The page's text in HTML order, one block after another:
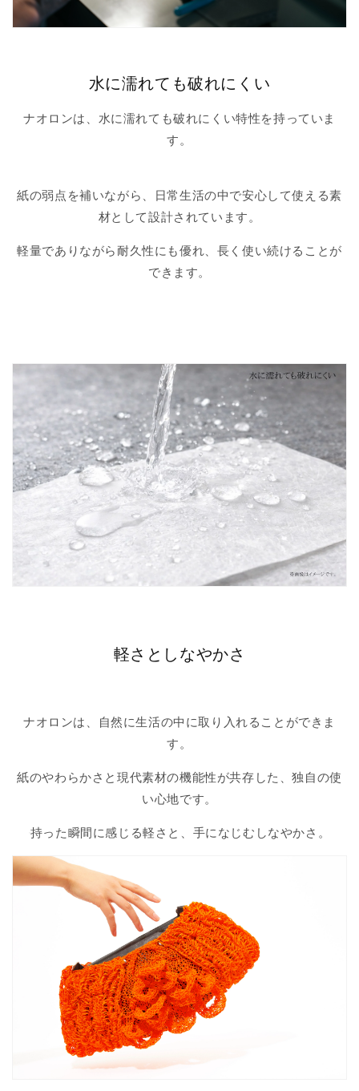
水に濡れても破れにくい
ナオロンは、水に濡れても破れにくい特性を持っていま
す。
紙の弱点を補いながら、日常生活の中で安心して使える素
材として設計されています。
軽量でありながら耐久性にも優れ、長く使い続けることが
できます。
軽さとしなやかさ
ナオロンは、自然に生活の中に取り入れることができま
す。
紙のやわらかさと現代素材の機能性が共存した、独自の使
い心地です。
持った瞬間に感じる軽さと、手になじむしなやかさ。